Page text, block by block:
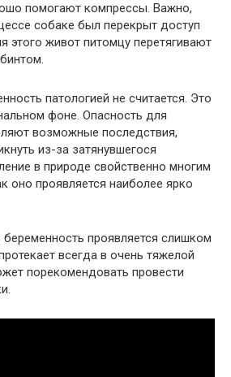
помогают компрессы. Важно,
собаке был перекрыт доступ
этого живот питомцу перетягивают
патологией не считается. Это
фоне. Опасность для
возможные последствия,
из-за затянувшегося
в природе свойственно многим
оно проявляется наиболее ярко
проявляется слишком
всегда в очень тяжелой
порекомендовать провести